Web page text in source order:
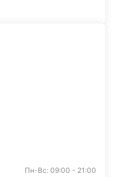
Пн-Вс: 09:00 - 21:00